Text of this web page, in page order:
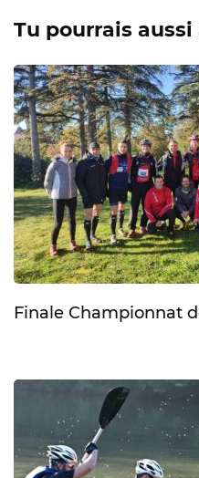
Tu pourrais aussi
Finale Championnat